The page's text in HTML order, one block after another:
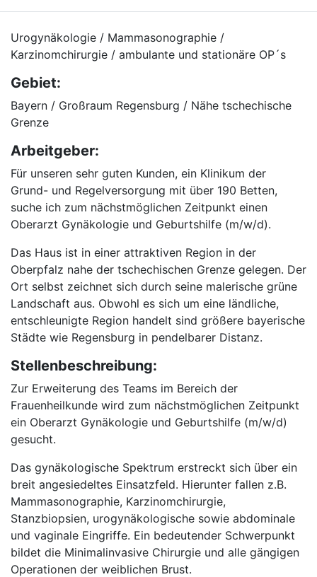
Urogynäkologie / Mammasonographie /
Karzinomchirurgie / ambulante und stationäre OP´s
Gebiet:
Bayern / Großraum Regensburg / Nähe tschechische
Grenze
Arbeitgeber:
Für unseren sehr guten Kunden, ein Klinikum der
Grund- und Regelversorgung mit über 190 Betten,
suche ich zum nächstmöglichen Zeitpunkt einen
Oberarzt Gynäkologie und Geburtshilfe (m/w/d).
Das Haus ist in einer attraktiven Region in der
Oberpfalz nahe der tschechischen Grenze gelegen. Der
Ort selbst zeichnet sich durch seine malerische grüne
Landschaft aus. Obwohl es sich um eine ländliche,
entschleunigte Region handelt sind größere bayerische
Städte wie Regensburg in pendelbarer Distanz.
Stellenbeschreibung:
Zur Erweiterung des Teams im Bereich der
Frauenheilkunde wird zum nächstmöglichen Zeitpunkt
ein Oberarzt Gynäkologie und Geburtshilfe (m/w/d)
gesucht.
Das gynäkologische Spektrum erstreckt sich über ein
breit angesiedeltes Einsatzfeld. Hierunter fallen z.B.
Mammasonographie, Karzinomchirurgie,
Stanzbiopsien, urogynäkologische sowie abdominale
und vaginale Eingriffe. Ein bedeutender Schwerpunkt
bildet die Minimalinvasive Chirurgie und alle gängigen
Operationen der weiblichen Brust.